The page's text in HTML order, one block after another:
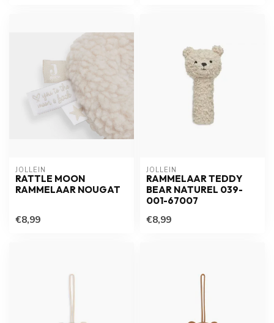
JOLLEIN
RATTLE MOON
RAMMELAAR NOUGAT
€8,99
JOLLEIN
RAMMELAAR TEDDY
BEAR NATUREL 039-
001-67007
€8,99